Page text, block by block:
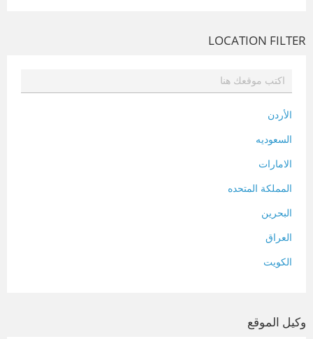
LOCATION FILTER
الأردن
السعوديه
الامارات
المملكة المتحده
البحرين
العراق
الكويت
وكيل الموقع